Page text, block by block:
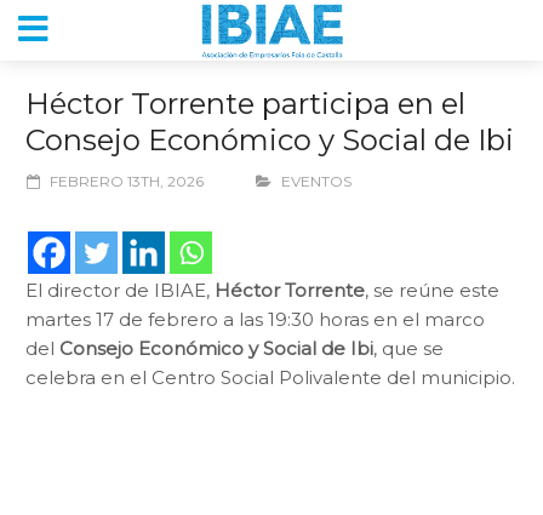
Héctor Torrente participa en el
Consejo Económico y Social de Ibi
FEBRERO 13TH, 2026 EVENTOS
El director de IBIAE, Héctor Torrente, se reúne este
martes 17 de febrero a las 19:30 horas en el marco
del Consejo Económico y Social de Ibi, que se
celebra en el Centro Social Polivalente del municipio.